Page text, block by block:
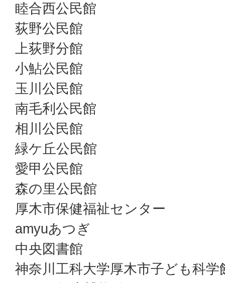
睦合西公民館
荻野公民館
上荻野分館
小鮎公民館
玉川公民館
南毛利公民館
相川公民館
緑ケ丘公民館
愛甲公民館
森の里公民館
厚木市保健福祉センター
amyuあつぎ
中央図書館
神奈川工科大学厚木市子ども科学